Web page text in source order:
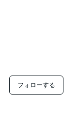
フォローする